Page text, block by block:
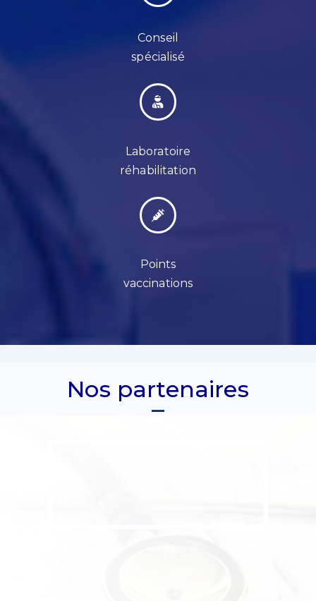
Conseil
spécialisé
Laboratoire
réhabilitation
Points
vaccinations
Nos partenaires